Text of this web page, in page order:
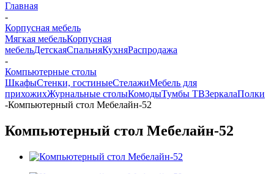
Главная
-
Корпусная мебель
Мягкая мебельКорпусная
мебельДетскаяСпальняКухняРаспродажа
-
Компьютерные столы
ШкафыСтенки, гостиныеСтелажиМебель для
прихожихЖурнальные столыКомодыТумбы ТВЗеркалаПолки
-Компьютерный стол Мебелайн-52
Компьютерный стол Мебелайн-52